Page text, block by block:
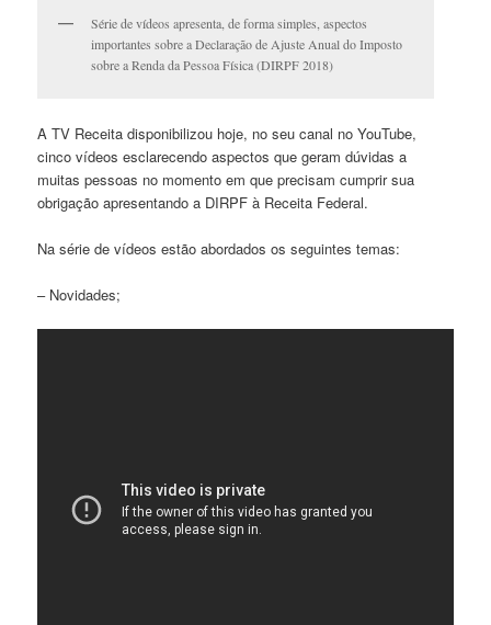
Série de vídeos apresenta, de forma simples, aspectos
importantes sobre a Declaração de Ajuste Anual do Imposto
sobre a Renda da Pessoa Física (DIRPF 2018)
A TV Receita disponibilizou hoje, no seu canal no YouTube,
cinco vídeos esclarecendo aspectos que geram dúvidas a
muitas pessoas no momento em que precisam cumprir sua
obrigação apresentando a DIRPF à Receita Federal.
Na série de vídeos estão abordados os seguintes temas:
– Novidades;